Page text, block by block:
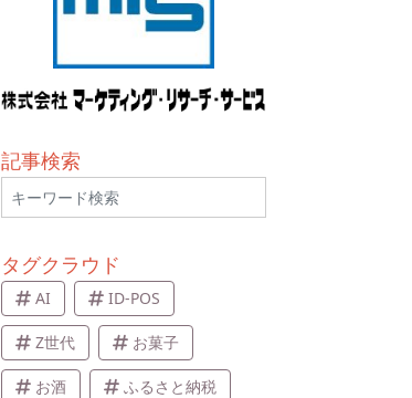
記事検索
タグクラウド
AI ID-POS
Z世代 お菓子
お酒 ふるさと納税